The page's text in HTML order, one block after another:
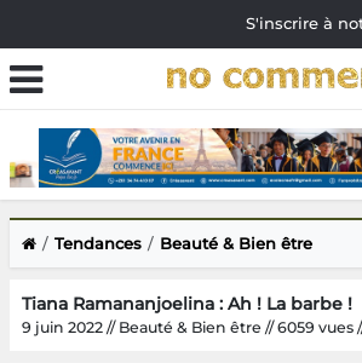
S'inscrire à
Tendances Beauté & Bien être
Tiana Ramananjoelina : Ah ! La barbe !
9 juin 2022 // Beauté & Bien être // 6059 vues